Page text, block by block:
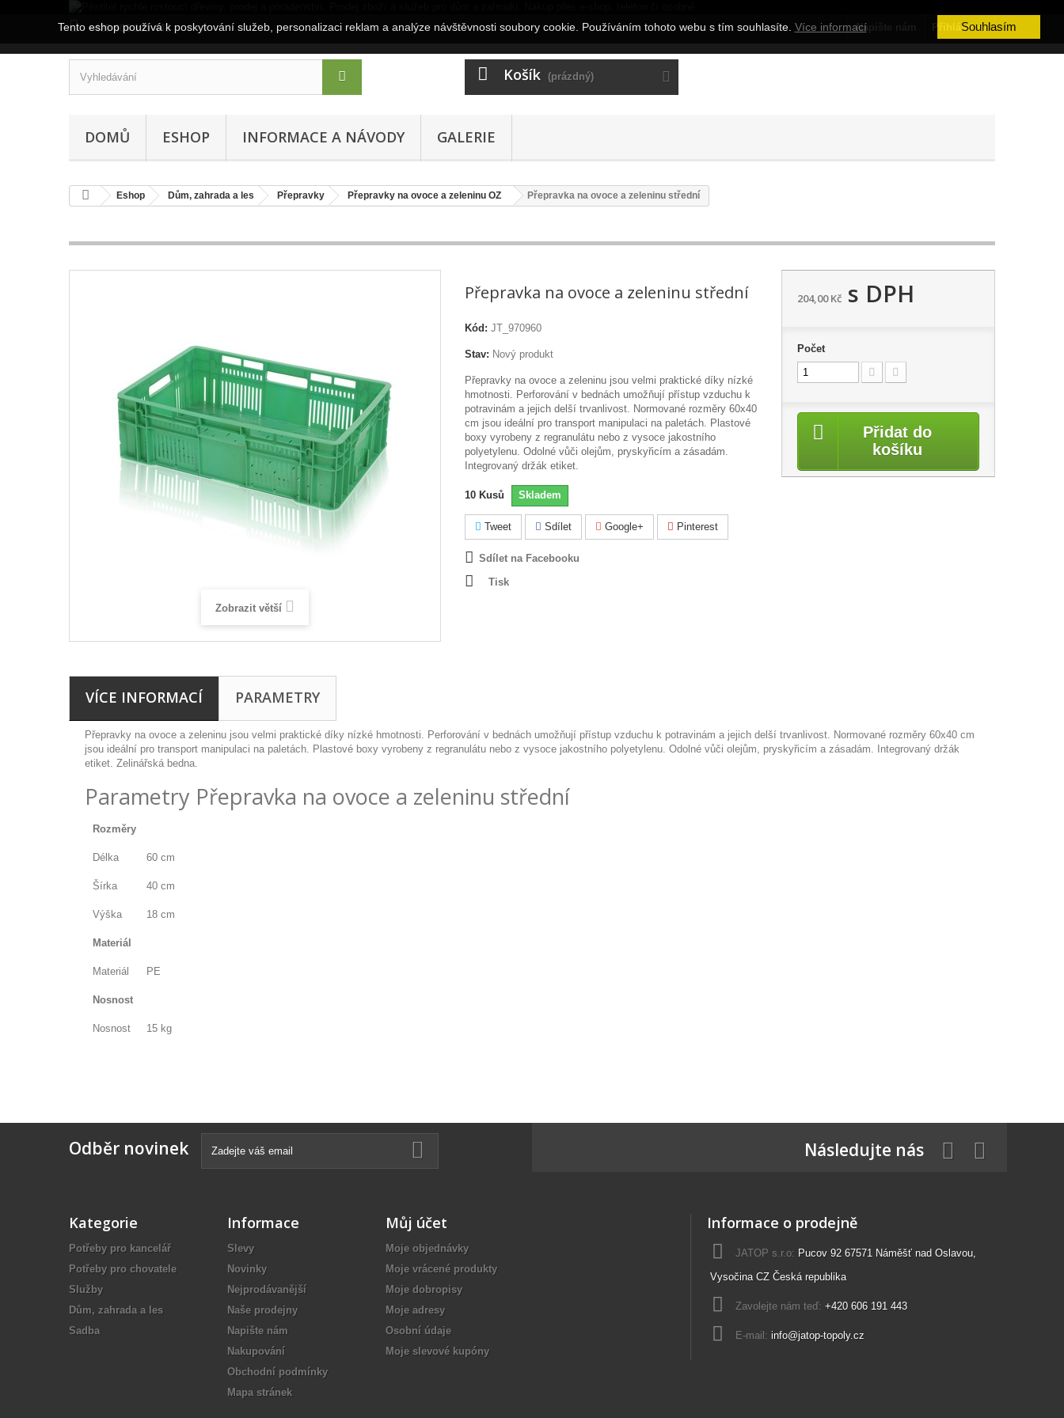
Přihlásit se
Napište nám
+420 606 191 443
Košík (prázdný)
DOMŮ ESHOP INFORMACE A NÁVODY GALERIE
Eshop Dům, zahrada a les Přepravky Přepravky na ovoce a zeleninu OZ Přepravka na ovoce a zeleninu střední
Zobrazit větší
Přepravka na ovoce a zeleninu střední
Kód: JT_970960
Stav: Nový produkt
Přepravky na ovoce a zeleninu jsou velmi praktické díky nízké
hmotnosti. Perforování v bednách umožňují přístup vzduchu k
potravinám a jejich delší trvanlivost. Normované rozměry 60x40
cm jsou ideální pro transport manipulaci na paletách. Plastové
boxy vyrobeny z regranulátu nebo z vysoce jakostního
polyetylenu. Odolné vůči olejům, pryskyřicím a zásadám.
Integrovaný držák etiket.
10 Kusů Skladem
Tweet Sdílet Google+ Pinterest
Sdílet na Facebooku
Tisk
204,00 Kčs DPH
Počet
Přidat do
košíku
VÍCE INFORMACÍ PARAMETRY
Přepravky na ovoce a zeleninu jsou velmi praktické díky nízké hmotnosti. Perforování v bednách umožňují přístup vzduchu k potravinám a jejich delší trvanlivost. Normované rozměry 60x40 cm
jsou ideální pro transport manipulaci na paletách. Plastové boxy vyrobeny z regranulátu nebo z vysoce jakostního polyetylenu. Odolné vůči olejům, pryskyřicím a zásadám. Integrovaný držák
etiket. Zelinářská bedna.
Parametry Přepravka na ovoce a zeleninu střední
Rozměry
Délka 60 cm
Šírka 40 cm
Výška 18 cm
Materiál
Materiál PE
Nosnost
Nosnost 15 kg
Odběr novinek Následujte nás
Kategorie
Potřeby pro kancelář
Potřeby pro chovatele
Služby
Dům, zahrada a les
Sadba
Informace
Slevy
Novinky
Nejprodávanější
Naše prodejny
Napište nám
Nakupování
Obchodní podmínky
Mapa stránek
Můj účet
Moje objednávky
Moje vrácené produkty
Moje dobropisy
Moje adresy
Osobní údaje
Moje slevové kupóny
Informace o prodejně
JATOP s.r.o: Pucov 92 67571 Náměšť nad Oslavou,
Vysočina CZ Česká republika
Zavolejte nám teď: +420 606 191 443
E-mail: info@jatop-topoly.cz
Tento eshop používá k poskytování služeb, personalizaci reklam a analýze návštěvnosti soubory cookie. Používáním tohoto webu s tím souhlasíte. Více informací Souhlasím